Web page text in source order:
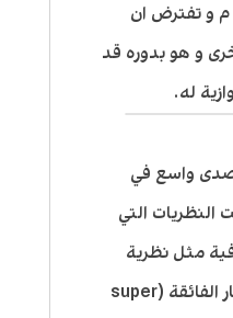
برنستون في عام 1954 م و تفترض ان
و هو بدوره قد
له.
صدى واسع في
النظريات التي
مثل نظرية
الاوتار الكمومية او الاوتار الفائقة (super